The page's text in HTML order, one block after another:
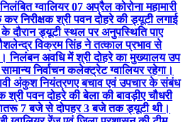
ग्वालियर 07 अप्रैल कोरोना महामारी
निरीक्षक श्री पवन दोहरे की ड्यूटी लगाई
दौरान ड्यूटी स्थल पर अनुपस्थिति पाए
विक्रम सिंह ने तत्काल प्रभाव से
निलंबन अवधि में श्री दोहरे का मुख्यालय उप
निर्वाचन कलेक्ट्रेट ग्वालियर रहेगा।
अंकुश नियंत्रणए बचाव एवं उपचार के संबंध
श्री पवन दोहरे की बेला की बावड़ीए चौधरी
7 बजे से दोपहर 3 बजे तक ड्यूटी थी।